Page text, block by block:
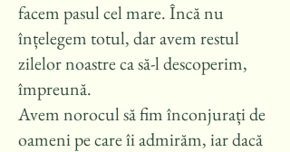
facem pasul cel mare. Încă nu
înțelegem totul, dar avem restul
zilelor noastre ca să-l descoperim,
împreună.
Avem norocul să fim înconjurați de
oameni pe care îi admirăm, iar dacă